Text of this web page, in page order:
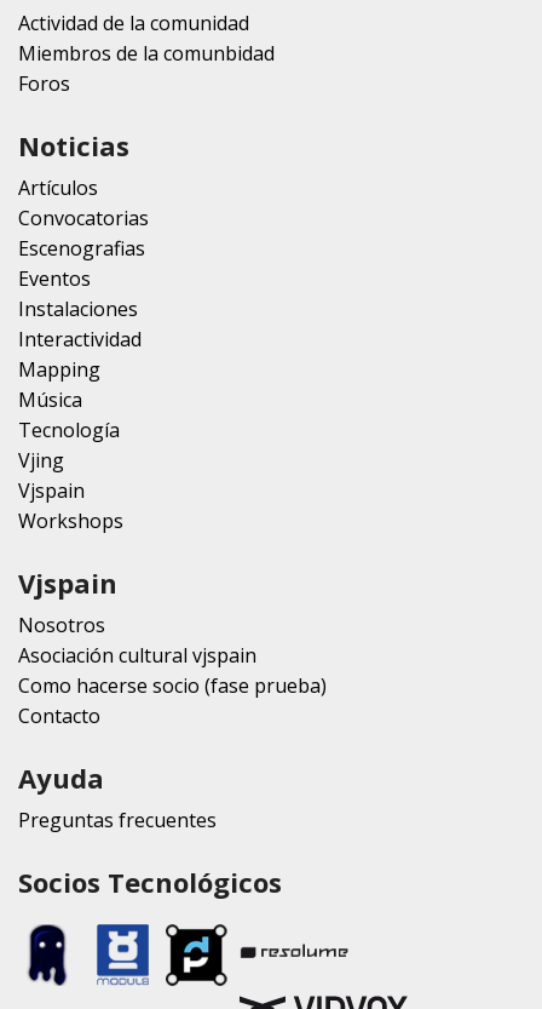
Actividad de la comunidad
Miembros de la comunbidad
Foros
Noticias
Artículos
Convocatorias
Escenografias
Eventos
Instalaciones
Interactividad
Mapping
Música
Tecnología
Vjing
Vjspain
Workshops
Vjspain
Nosotros
Asociación cultural vjspain
Como hacerse socio (fase prueba)
Contacto
Ayuda
Preguntas frecuentes
Socios Tecnológicos